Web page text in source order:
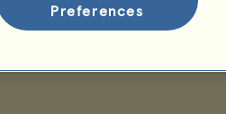
Preferences